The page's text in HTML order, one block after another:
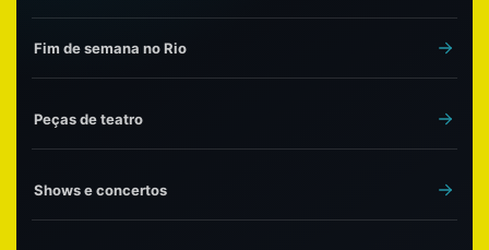
Fim de semana no Rio
Peças de teatro
Shows e concertos